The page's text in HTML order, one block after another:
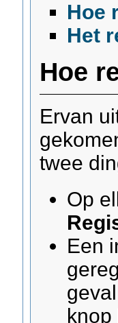
Hoe
Het
Hoe
Ervan
twee
Op
Een
knop